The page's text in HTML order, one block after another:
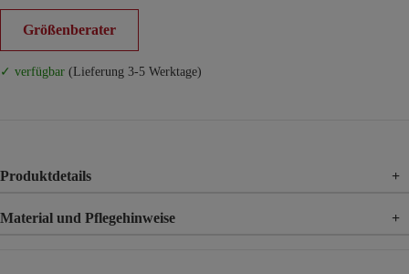
Größenberater
✓ verfügbar (Lieferung 3-5 Werktage)
Produktdetails +
Material und Pflegehinweise +